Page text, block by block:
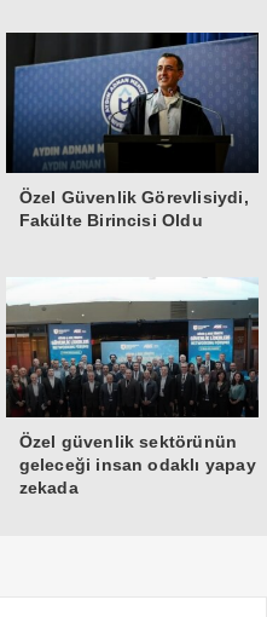
Özel Güvenlik Görevlisiydi,
Fakülte Birincisi Oldu
Özel güvenlik sektörünün
geleceği insan odaklı yapay
zekada